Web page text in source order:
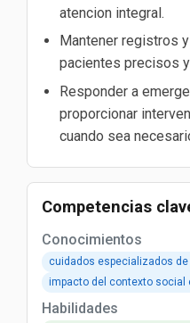
atencion integral.
Mantener registros
pacientes precisos
Responder a
proporcionar
cuando sea
Competencias
Conocimientos
cuidados especializados
impacto del contexto social
Habilidades